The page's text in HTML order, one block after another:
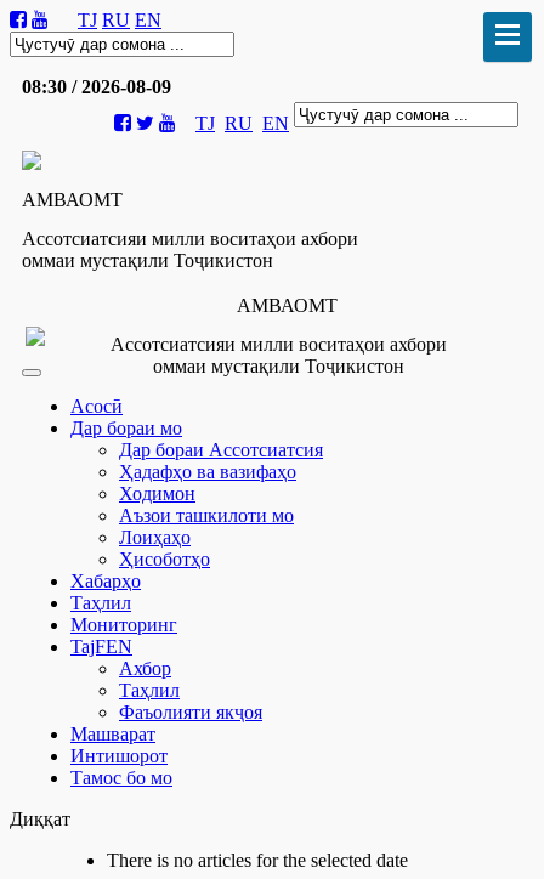
TJ RU EN
08:30 / 2026-08-09
TJ RU EN
АМВАОМТ
Ассотсиатсияи милли воситаҳои ахбори
оммаи мустақили Тоҷикистон
АМВАОМТ
Ассотсиатсияи милли воситаҳои ахбори
оммаи мустақили Тоҷикистон
Асосӣ
Дар бораи мо
Дар бораи Ассотсиатсия
Ҳадафҳо ва вазифаҳо
Ходимон
Аъзои ташкилоти мо
Лоиҳаҳо
Ҳисоботҳо
Хабарҳо
Таҳлил
Мониторинг
TajFEN
Ахбор
Таҳлил
Фаъолияти якҷоя
Машварат
Интишорот
Тамос бо мо
Диққат
There is no articles for the selected date